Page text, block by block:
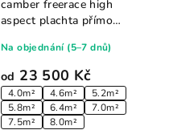
od 23 500 Kč
4.0m² 4.6m²
5.2m²
5.8m²
6.4m²
7.0m²
7.5m²
8.0m²
Na objednání (5–7 dnů)
camber freerace high
aspect plachta přímo